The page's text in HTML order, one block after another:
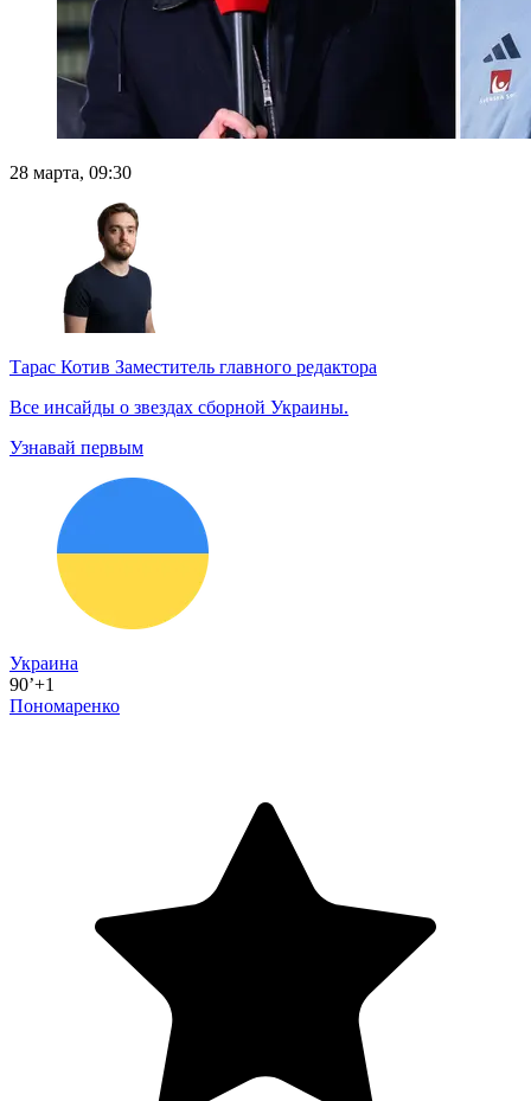
28 марта, 09:30
Тарас Котив Заместитель главного редактора
Все инсайды о звездах сборной Украины.
Узнавай первым
Украина
90’+1
Пономаренко